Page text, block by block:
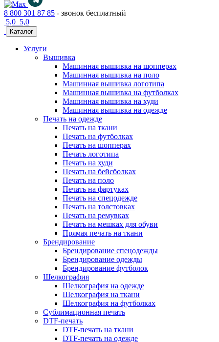
8 800 301 87 85 - звонок бесплатный
5,0 5,0
Каталог
Услуги
Вышивка
Машинная вышивка на шопперах
Машинная вышивка на поло
Машинная вышивка логотипа
Машинная вышивка на футболках
Машинная вышивка на худи
Машинная вышивка на одежде
Печать на одежде
Печать на ткани
Печать на футболках
Печать на шопперах
Печать логотипа
Печать на худи
Печать на бейсболках
Печать на поло
Печать на фартуках
Печать на спецодежде
Печать на толстовках
Печать на ремувках
Печать на мешках для обуви
Прямая печать на ткани
Брендирование
Брендирование спецодежды
Брендирование одежды
Брендирование футболок
Шелкография
Шелкография на одежде
Шелкография на ткани
Шелкография на футболках
Сублимационная печать
DTF-печать
DTF-печать на ткани
DTF-печать на одежде